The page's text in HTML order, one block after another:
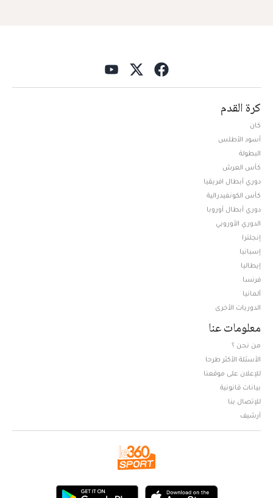
كرة القدم
كان
أسود الأطلس
البطولة
كأس العرش
دوري أبطال افريقيا
كأس الكونفيدرالية
دوري أبطال أوروبا
الدوري الأوروبي
إنجلترا
إسبانيا
إيطاليا
فرنسا
ألمانيا
الدوريات الأخرى
معلومات عنا
من نحن ؟
الأسئلة الأكثر طرحا
للإعلان على موقعنا
بيانات قانونية
للإتصال بنا
أرشيف